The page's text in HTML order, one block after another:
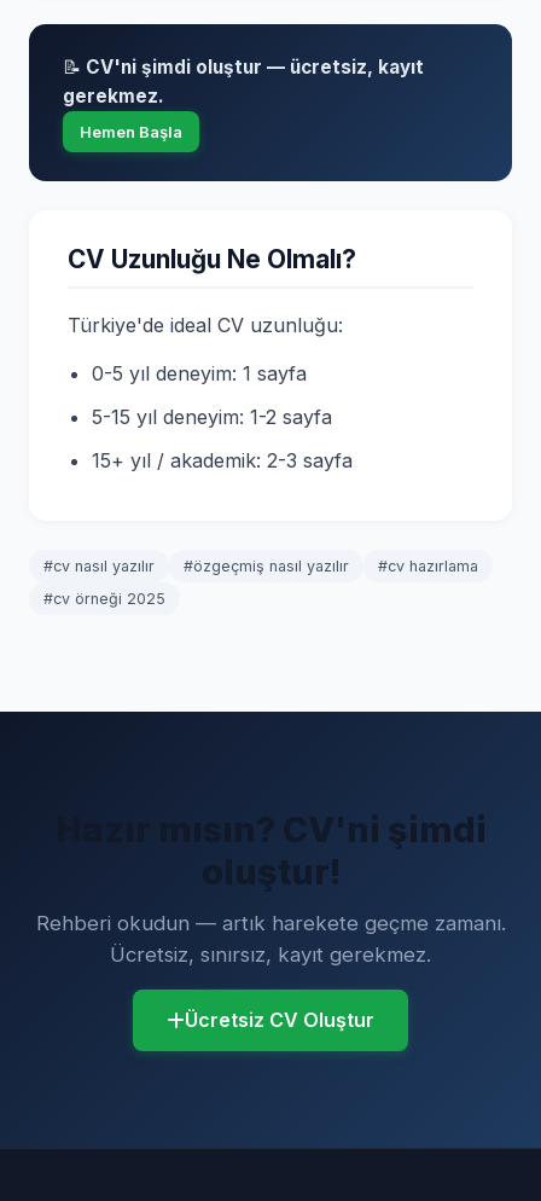
📝 CV'ni şimdi oluştur — ücretsiz, kayıt
gerekmez.
Hemen Başla
CV Uzunluğu Ne Olmalı?
Türkiye'de ideal CV uzunluğu:
0-5 yıl deneyim: 1 sayfa
5-15 yıl deneyim: 1-2 sayfa
15+ yıl / akademik: 2-3 sayfa
#cv nasıl yazılır #özgeçmiş nasıl yazılır
#cv hazırlama
#cv örneği 2025
Hazır mısın? CV'ni şimdi
oluştur!
Rehberi okudun — artık harekete geçme zamanı.
Ücretsiz, sınırsız, kayıt gerekmez.
Ücretsiz CV Oluştur